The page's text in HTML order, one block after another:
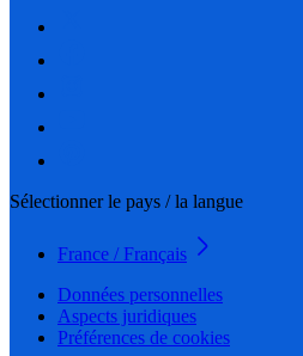
Sélectionner le pays / la langue
France / Français
Données personnelles
Aspects juridiques
Préférences de cookies